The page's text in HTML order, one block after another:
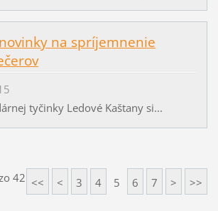
na spríjemnenie
tyčinky Ledové Kaštany si...
42 << < 3 4 5 6 7 > >>